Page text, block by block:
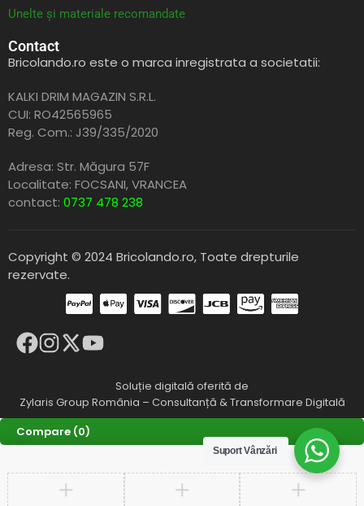
Unelte și materiale recomandate
Contact
Bricolando.ro este o marca inregistrata a societatii:
KALKI DRIM MAGAZIN S.R.L.
CUI: RO42565965
Reg. Com.: J39/335/2020
Adresa: Str. Măgura 57F
Localitate: FOCSANI,VRANCEA
contact: 0737 478 238
Copyright © 2024 Bricolando.ro, Toate drepturile
rezervate.
Soluție digitală oferită de
Zylaris Group România – Consultanță & Transformare Digitală
Suport Vânzări
Compare (0)